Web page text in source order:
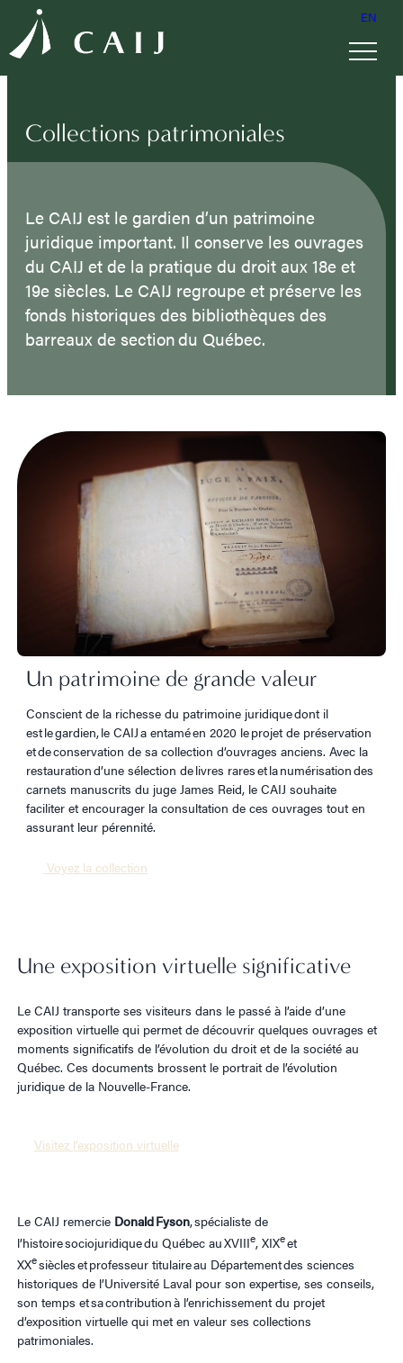
EN
Collections patrimoniales
Le CAIJ est le gardien d’un patrimoine
juridique important. Il conserve les ouvrages
du CAIJ et de la pratique du droit aux 18e et
19e siècles. Le CAIJ regroupe et préserve les
fonds historiques des bibliothèques des
barreaux de section du Québec.
Un patrimoine de grande valeur
Conscient de la richesse du patrimoine juridique dont il
est le gardien, le CAIJ a entamé en 2020 le projet de préservation
et de conservation de sa collection d’ouvrages anciens. Avec la
restauration d’une sélection de livres rares et la numérisation des
carnets manuscrits du juge James Reid, le CAIJ souhaite
faciliter et encourager la consultation de ces ouvrages tout en
assurant leur pérennité.
Voyez la collection
Une exposition virtuelle significative
Le CAIJ transporte ses visiteurs dans le passé à l’aide d’une
exposition virtuelle qui permet de découvrir quelques ouvrages et
moments significatifs de l’évolution du droit et de la société au
Québec. Ces documents brossent le portrait de l’évolution
juridique de la Nouvelle-France.
Visitez l’exposition virtuelle
Le CAIJ remercie Donald Fyson, spécialiste de
l’histoire sociojuridique du Québec au XVIIIe, XIXeet
XXesiècles et professeur titulaire au Département des sciences
historiques de l’Université Laval pour son expertise, ses conseils,
son temps et sa contribution à l’enrichissement du projet
d’exposition virtuelle qui met en valeur ses collections
patrimoniales.